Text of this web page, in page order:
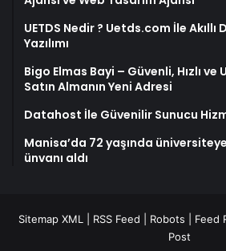
UETDS Nedir ? Uetds.com İle Akıllı
Yazılımı
Bigo Elmas Bayi – Güvenli, Hızlı ve
Satın Almanın Yeni Adresi
Datahost İle Güvenilir Sunucu
Manisa’da 72 yaşında
ünvanı aldı
Sitemap XML RSS Feed Robots Feed
Post